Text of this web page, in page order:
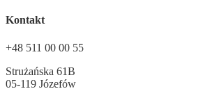
Kontakt
+48 511 00 00 55
Strużańska 61B
05-119 Józefów